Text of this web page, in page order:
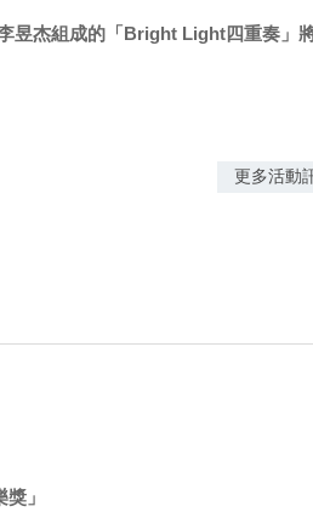
昱杰組成的「Bright Light四重奏」
更多活動
」